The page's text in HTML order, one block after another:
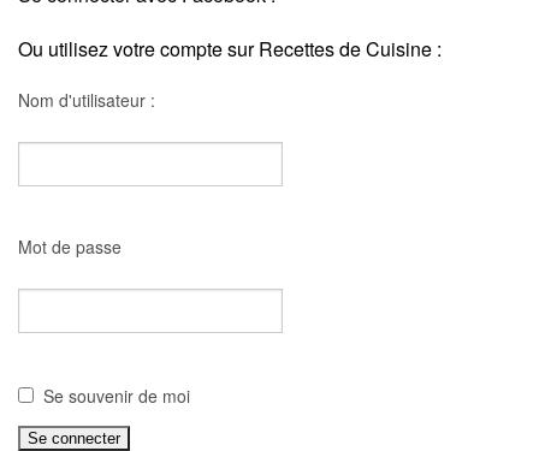
Ou utilisez votre compte sur Recettes de Cuisine :
Nom d'utilisateur :
Mot de passe
Se souvenir de moi